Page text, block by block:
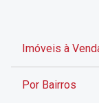
Imóveis à
Por Bairros